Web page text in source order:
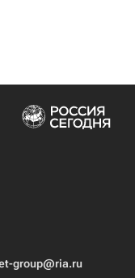
group@ria.ru